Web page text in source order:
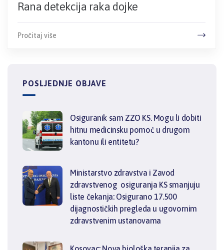
Rana detekcija raka dojke
Pročitaj više
POSLJEDNJE OBJAVE
Osiguranik sam ZZO KS. Mogu li dobiti
hitnu medicinsku pomoć u drugom
kantonu ili entitetu?
Ministarstvo zdravstva i Zavod
zdravstvenog osiguranja KS smanjuju
liste čekanja: Osigurano 17.500
dijagnostičkih pregleda u ugovornim
zdravstvenim ustanovama